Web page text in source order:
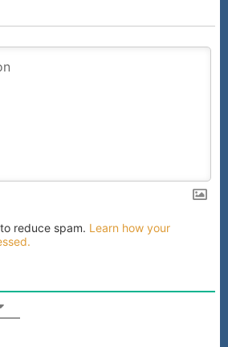
reduce spam. Learn how your